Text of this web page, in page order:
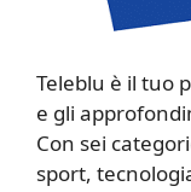
Teleblu è il tuo
e gli
Con sei
sport,